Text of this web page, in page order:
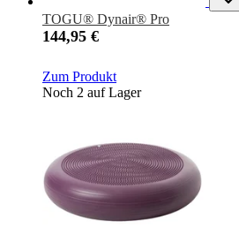
TOGU® Dynair® Pro
144,95 €
Zum Produkt
Noch 2 auf Lager